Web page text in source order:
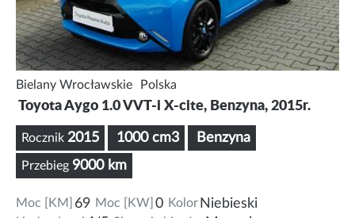
Bielany Wrocławskie Polska
Toyota Aygo 1.0 VVT-i X-cite, Benzyna, 2015r.
Rocznik 2015 1000 cm3 Benzyna
Przebieg 9000 km
Moc [KM] 69 Moc [KW] 0 Kolor Niebieski